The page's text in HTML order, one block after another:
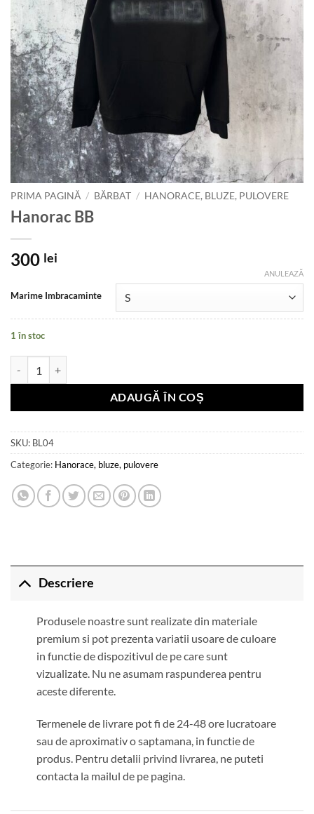
PRIMA PAGINĂ / BĂRBAT / HANORACE, BLUZE, PULOVERE
Hanorac BB
300 lei
Marime Imbracaminte
ANULEAZĂ
1 în stoc
ADAUGĂ ÎN COȘ
SKU: BL04
Categorie: Hanorace, bluze, pulovere
Descriere
Produsele noastre sunt realizate din materiale
premium si pot prezenta variatii usoare de culoare
in functie de dispozitivul de pe care sunt
vizualizate. Nu ne asumam raspunderea pentru
aceste diferente.
Termenele de livrare pot fi de 24-48 ore lucratoare
sau de aproximativ o saptamana, in functie de
produs. Pentru detalii privind livrarea, ne puteti
contacta la mailul de pe pagina.